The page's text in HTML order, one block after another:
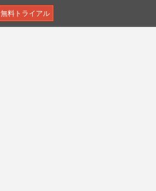
無料トライアル